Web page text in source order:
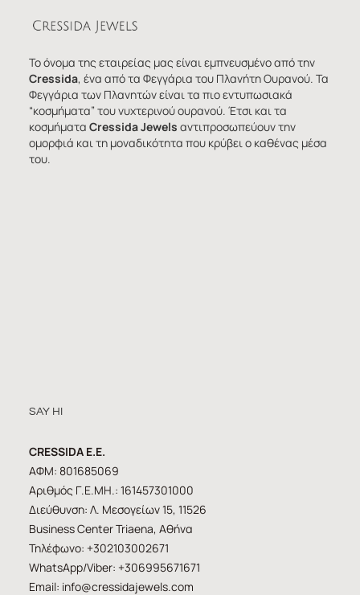
Το όνομα της εταιρείας μας είναι εμπνευσμένο από την
Cressida, ένα από τα Φεγγάρια του Πλανήτη Ουρανού. Τα
Φεγγάρια των Πλανητών είναι τα πιο εντυπωσιακά
“κοσμήματα” του νυχτερινού ουρανού. Έτσι και τα
κοσμήματα Cressida Jewels αντιπροσωπεύουν την
ομορφιά και τη μοναδικότητα που κρύβει ο καθένας μέσα
του.
SAY HI
CRESSIDA E.E.
ΑΦΜ: 801685069
Αριθμός Γ.Ε.ΜΗ.: 161457301000
Διεύθυνση: Λ. Μεσογείων 15, 11526
Business Center Triaena, Αθήνα
Τηλέφωνο: +302103002671
WhatsApp/Viber: +306995671671
Email: info@cressidajewels.com